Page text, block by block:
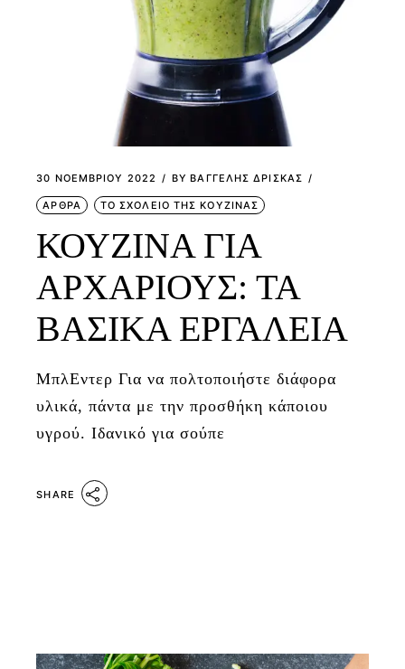
30 ΝΟΕΜΒΡΊΟΥ 2022 BY ΒΑΓΓΕΛΗΣ ΔΡΙΣΚΑΣ
ΑΡΘΡΑ ΤΟ ΣΧΟΛΕΙΟ ΤΗΣ ΚΟΥΖΙΝΑΣ
ΚΟΥΖΙΝΑ ΓΙΑ
ΑΡΧΑΡΙΟΥΣ: ΤΑ
ΒΑΣΙΚΑ ΕΡΓΑΛΕΙΑ
ΜπλΕντερ Για να πολτοποιήστε διάφορα
υλικά, πάντα με την προσθήκη κάποιου
υγρού. Ιδανικό για σούπε
SHARE